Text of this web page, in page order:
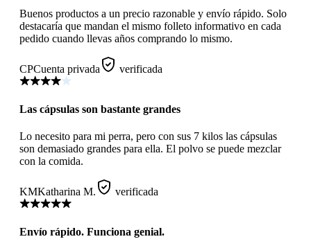
Buenos productos a un precio razonable y envío rápido. Solo
destacaría que mandan el mismo folleto informativo en cada
pedido cuando llevas años comprando lo mismo.
CPCuenta privada verificada
Las cápsulas son bastante grandes
Lo necesito para mi perra, pero con sus 7 kilos las cápsulas
son demasiado grandes para ella. El polvo se puede mezclar
con la comida.
KMKatharina M. verificada
Envío rápido. Funciona genial.